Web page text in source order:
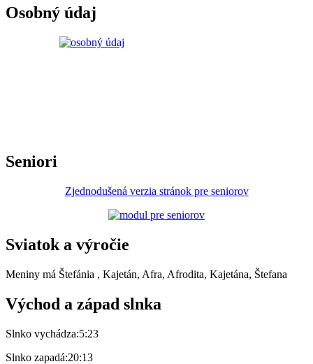
Osobný údaj
Seniori
Zjednodušená verzia stránok pre seniorov
Sviatok a výročie
Meniny má Štefánia , Kajetán, Afra, Afrodita, Kajetána, Štefana
Východ a západ slnka
Slnko vychádza:5:23
Slnko zapadá:20:13